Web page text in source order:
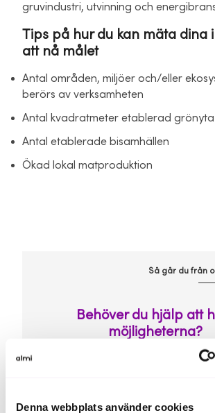
Denna webbplats använder cookies
gruvindustri, utvinning och
Tips på hur du kan mäta dina
att nå målet
Antal områden, miljöer och/eller
berörs av verksamheten
Antal kvadratmeter etablerad grönyta
Antal etablerade bisamhällen
Ökad lokal matproduktion
Så går du från
Behöver du hjälp att
möjligheterna?
Hos Almi är hållbarhet en
rådgivning och finansiering.
vilka hållbarhetsfrågor som är